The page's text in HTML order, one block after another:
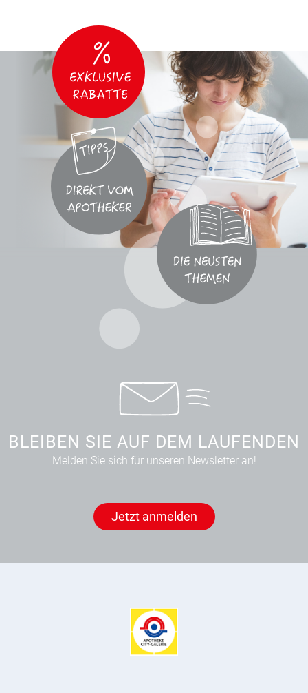
BLEIBEN SIE AUF DEM LAUFENDEN
Melden Sie sich für unseren Newsletter an!
Jetzt anmelden